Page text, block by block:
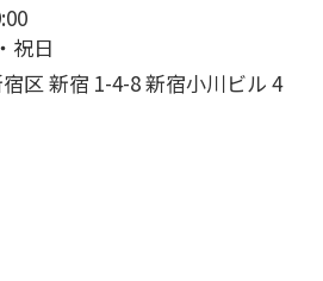
祝日
区 新宿 1-4-8 新宿小川ビル 4